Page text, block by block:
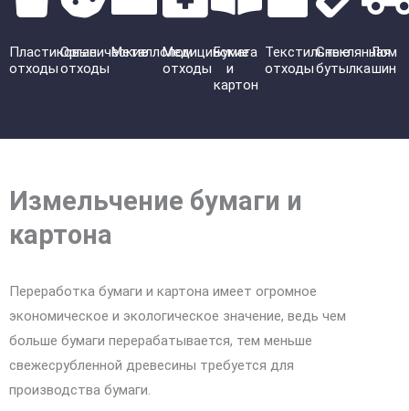
Пластиковые
отходы
Органические
отходы
МеталлоломМедицинские
отходы
Бумага
и
картон
Текстильные
отходы
Стеклянная
бутылка
Лом
шин
Измельчение бумаги и
картона
Переработка бумаги и картона имеет огромное
экономическое и экологическое значение, ведь чем
больше бумаги перерабатывается, тем меньше
свежесрубленной древесины требуется для
производства бумаги.